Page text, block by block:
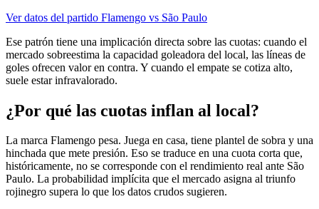
Ver datos del partido Flamengo vs São Paulo
Ese patrón tiene una implicación directa sobre las cuotas: cuando el
mercado sobreestima la capacidad goleadora del local, las líneas de
goles ofrecen valor en contra. Y cuando el empate se cotiza alto,
suele estar infravalorado.
¿Por qué las cuotas inflan al local?
La marca Flamengo pesa. Juega en casa, tiene plantel de sobra y una
hinchada que mete presión. Eso se traduce en una cuota corta que,
históricamente, no se corresponde con el rendimiento real ante São
Paulo. La probabilidad implícita que el mercado asigna al triunfo
rojinegro supera lo que los datos crudos sugieren.